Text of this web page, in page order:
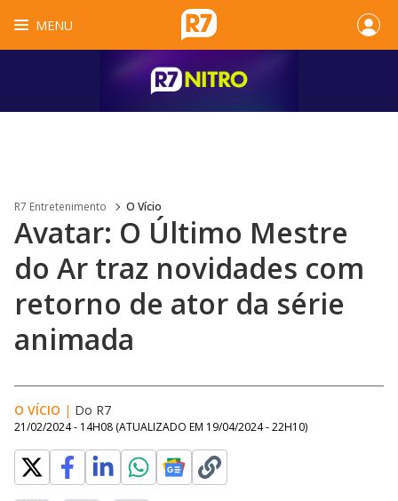
MENU
R7 Entretenimento O Vício
Avatar: O Último Mestre
do Ar traz novidades com
retorno de ator da série
animada
O VÍCIO | Do R7
21/02/2024 - 14H08 (ATUALIZADO EM 19/04/2024 - 22H10)